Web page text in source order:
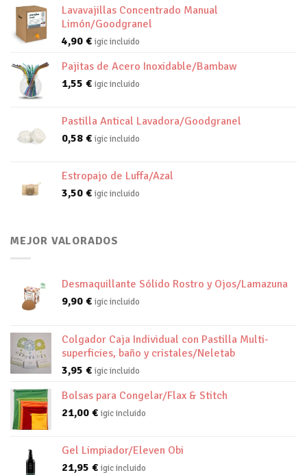
Lavavajillas Concentrado Manual
Limón/Goodgranel
4,90 € igic incluido
Pajitas de Acero Inoxidable/Bambaw
1,55 € igic incluido
Pastilla Antical Lavadora/Goodgranel
0,58 € igic incluido
Estropajo de Luffa/Azal
3,50 € igic incluido
MEJOR VALORADOS
Desmaquillante Sólido Rostro y Ojos/Lamazuna
9,90 € igic incluido
Colgador Caja Individual con Pastilla Multi-
superficies, baño y cristales/Neletab
3,95 € igic incluido
Bolsas para Congelar/Flax & Stitch
21,00 € igic incluido
Gel Limpiador/Eleven Obi
21,95 € igic incluido